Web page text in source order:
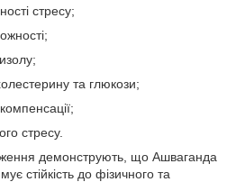
стресу;
та глюкози;
стресу.
демонструють, що Ашваганда
стійкість до фізичного та